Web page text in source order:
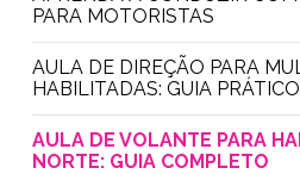
PARA MOTORISTAS
AULA DE DIREÇÃO PARA MULHERES RECÉM
HABILITADAS: GUIA PRÁTICO
AULA DE VOLANTE PARA HABILITADOS NA ZONA
NORTE: GUIA COMPLETO